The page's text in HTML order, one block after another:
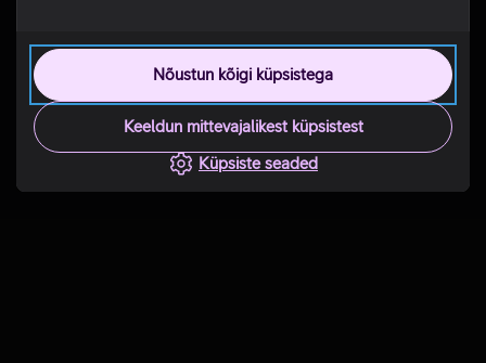
Nõustun kõigi küpsistega
Keeldun mittevajalikest küpsistest
Küpsiste seaded